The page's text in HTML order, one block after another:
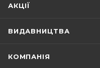
АКЦІЇ
ВИДАВНИЦТВА
КОМПАНІЯ